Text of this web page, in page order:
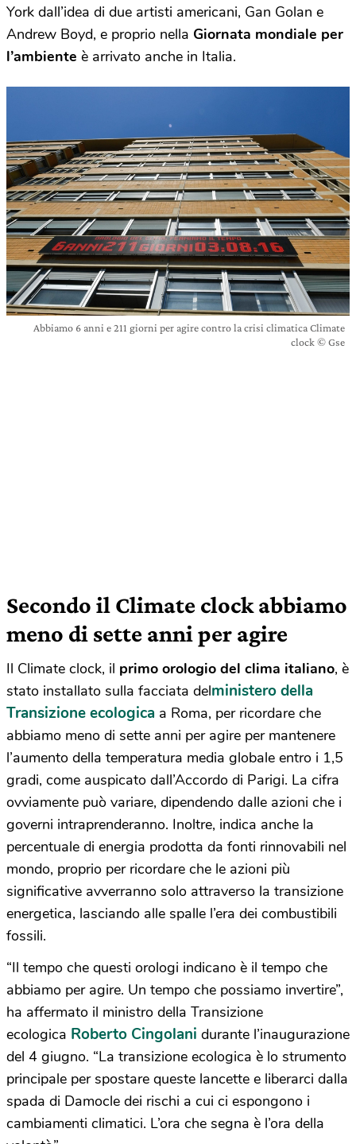
York dall’idea di due artisti americani, Gan Golan e
Andrew Boyd, e proprio nella Giornata mondiale per
l’ambiente è arrivato anche in Italia.
Abbiamo 6 anni e 211 giorni per agire contro la crisi climatica Climate
clock © Gse
Secondo il Climate clock abbiamo
meno di sette anni per agire
Il Climate clock, il primo orologio del clima italiano, è
stato installato sulla facciata delministero della
Transizione ecologica a Roma, per ricordare che
abbiamo meno di sette anni per agire per mantenere
l’aumento della temperatura media globale entro i 1,5
gradi, come auspicato dall’Accordo di Parigi. La cifra
ovviamente può variare, dipendendo dalle azioni che i
governi intraprenderanno. Inoltre, indica anche la
percentuale di energia prodotta da fonti rinnovabili nel
mondo, proprio per ricordare che le azioni più
significative avverranno solo attraverso la transizione
energetica, lasciando alle spalle l’era dei combustibili
fossili.
“Il tempo che questi orologi indicano è il tempo che
abbiamo per agire. Un tempo che possiamo invertire”,
ha affermato il ministro della Transizione
ecologica Roberto Cingolani durante l’inaugurazione
del 4 giugno. “La transizione ecologica è lo strumento
principale per spostare queste lancette e liberarci dalla
spada di Damocle dei rischi a cui ci espongono i
cambiamenti climatici. L’ora che segna è l’ora della